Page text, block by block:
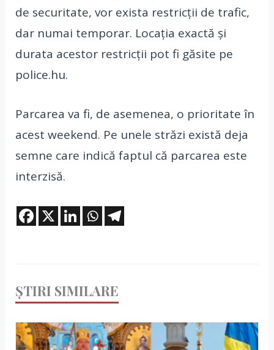
de securitate, vor exista restricţii de trafic,
dar numai temporar. Locaţia exactă şi
durata acestor restricţii pot fi găsite pe
police.hu.
Parcarea va fi, de asemenea, o prioritate în
acest weekend. Pe unele străzi există deja
semne care indică faptul că parcarea este
interzisă.
ȘTIRI SIMILARE